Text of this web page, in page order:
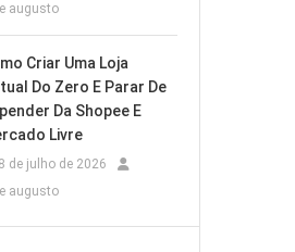
augusto
Criar Uma Loja
Do Zero E Parar De
Da Shopee E
Livre
8 de julho de 2026
augusto